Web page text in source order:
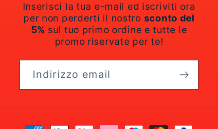
Inserisci la tua e-mail ed iscriviti ora
per non perderti il nostro sconto del
5% sul tuo primo ordine e tutte le
promo riservate per te!
Indirizzo email
Metodi